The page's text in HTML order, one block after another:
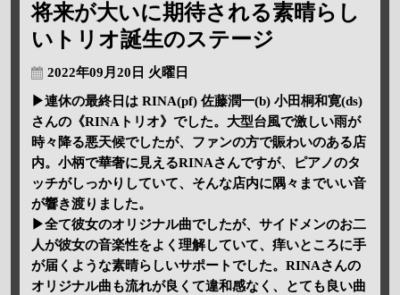
将来が大いに期待される素晴らし
いトリオ誕生のステージ
2022年09月20日 火曜日
▶連休の最終日は RINA(pf) 佐藤潤一(b) 小田桐和寛(ds)
さんの《RINAトリオ》でした。大型台風で激しい雨が
時々降る悪天候でしたが、ファンの方で賑わいのある店
内。小柄で華奢に見えるRINAさんですが、ピアノのタ
ッチがしっかりしていて、そんな店内に隅々までいい音
が響き渡りました。
▶全て彼女のオリジナル曲でしたが、サイドメンのお二
人が彼女の音楽性をよく理解していて、痒いところに手
が届くような素晴らしいサポートでした。RINAさんの
オリジナル曲も流れが良くて違和感なく、とても良い曲